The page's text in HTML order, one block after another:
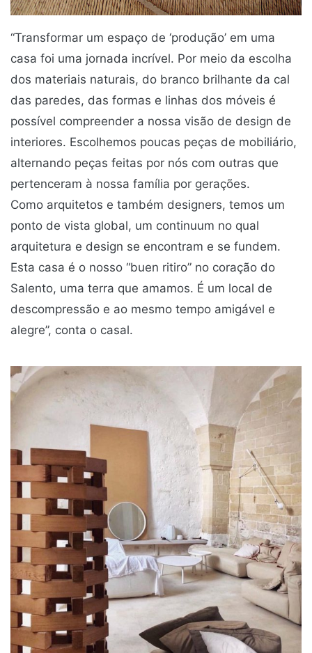
“Transformar um espaço de ‘produção’ em uma
casa foi uma jornada incrível. Por meio da escolha
dos materiais naturais, do branco brilhante da cal
das paredes, das formas e linhas dos móveis é
possível compreender a nossa visão de design de
interiores. Escolhemos poucas peças de mobiliário,
alternando peças feitas por nós com outras que
pertenceram à nossa família por gerações.
Como arquitetos e também designers, temos um
ponto de vista global, um continuum no qual
arquitetura e design se encontram e se fundem.
Esta casa é o nosso “buen ritiro” no coração do
Salento, uma terra que amamos. É um local de
descompressão e ao mesmo tempo amigável e
alegre”, conta o casal.